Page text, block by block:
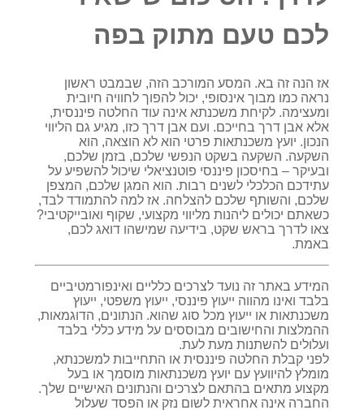
לכם טעם מתוק בפה
אז הנה זה בא. המסע המורכב הזה, שבמבט ראשון
נראה כמו מבוך אינסופי, יכול להפוך לחוויה חיובית
ומעצימה. לקיחת משכנתא אינה עוד החלטה פיננסית,
אלא אבן דרך בחייכם. ועם אבן דרך כזו, מגיע גם הליווי
הנכון. יועץ משכנתאות פרטי הוא לא הוצאה, הוא
השקעה. השקעה בשקט הנפשי שלכם, בזמן שלכם,
ובעיקר – בחיסכון פיננסי פוטנציאלי שיכול להשפיע על
עתידכם הכלכלי לשנים רבות. הוא המגן שלכם, המצפן
שלכם, והשותף שלכם להצלחה. אז למה להתמודד לבד,
כשאתם יכולים ליהנות מליווי מקצועי, שקוף ואובייקטיבי?
צאו לדרך בראש שקט, בידיעה שמישהו דואג לכם,
באמת.
המידע באתר זה נועד לצרכים כלליים ואינפורמטיביים
בלבד ואינו מהווה ייעוץ פיננסי, ייעוץ משפטי, ייעוץ
משכנתאות או ייעוץ מכל סוג שהוא. הנתונים, הדוגמאות,
ההמלצות והחישובים מבוססים על מידע כללי בלבד
ועלולים להשתנות מעת לעת.
לפני קבלת החלטה פיננסית או התחייבות למשכנתא,
מומלץ להיוועץ עם יועץ משכנתאות מוסמך או בעל
מקצוע מתאים בהתאם לצרכים והנתונים האישיים שלך.
החברה אינה אחראית לשום נזק או הפסד שעלול